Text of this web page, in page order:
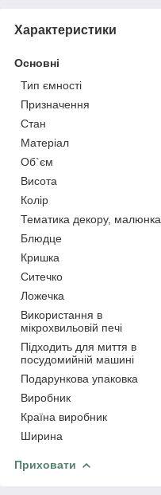
Характеристики
Основні
Тип ємності
Призначення
Стан
Матеріал
Об`єм
Висота
Колір
Тематика декору, малюнка
Блюдце
Кришка
Ситечко
Ложечка
Використання в
мікрохвильовій печі
Підходить для миття в
посудомийній машині
Подарункова упаковка
Виробник
Країна виробник
Ширина
Приховати